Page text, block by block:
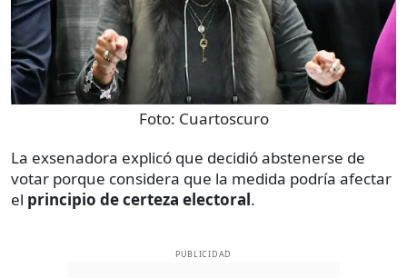
Foto: Cuartoscuro
La exsenadora explicó que decidió abstenerse de
votar porque considera que la medida podría afectar
el principio de certeza electoral.
PUBLICIDAD